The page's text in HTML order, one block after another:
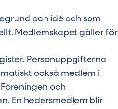
och idé och som
Medlemskapet gäller för
Personuppgifterna
också medlem i
och
En hedersmedlem blir